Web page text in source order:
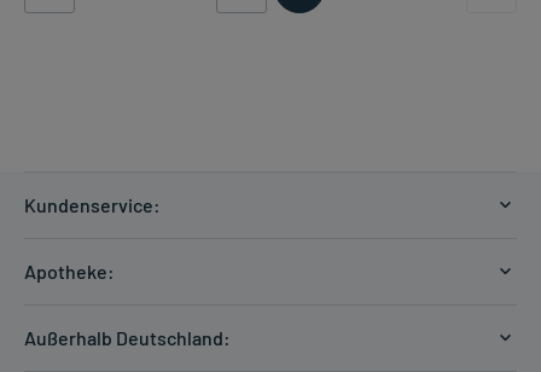
Kundenservice:
Zahlungsarten
Apotheke:
Außerhalb Deutschland: